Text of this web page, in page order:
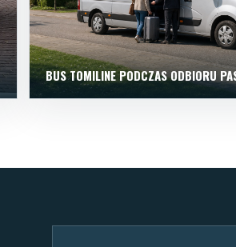
BUS TOMILINE PODCZAS ODBIORU